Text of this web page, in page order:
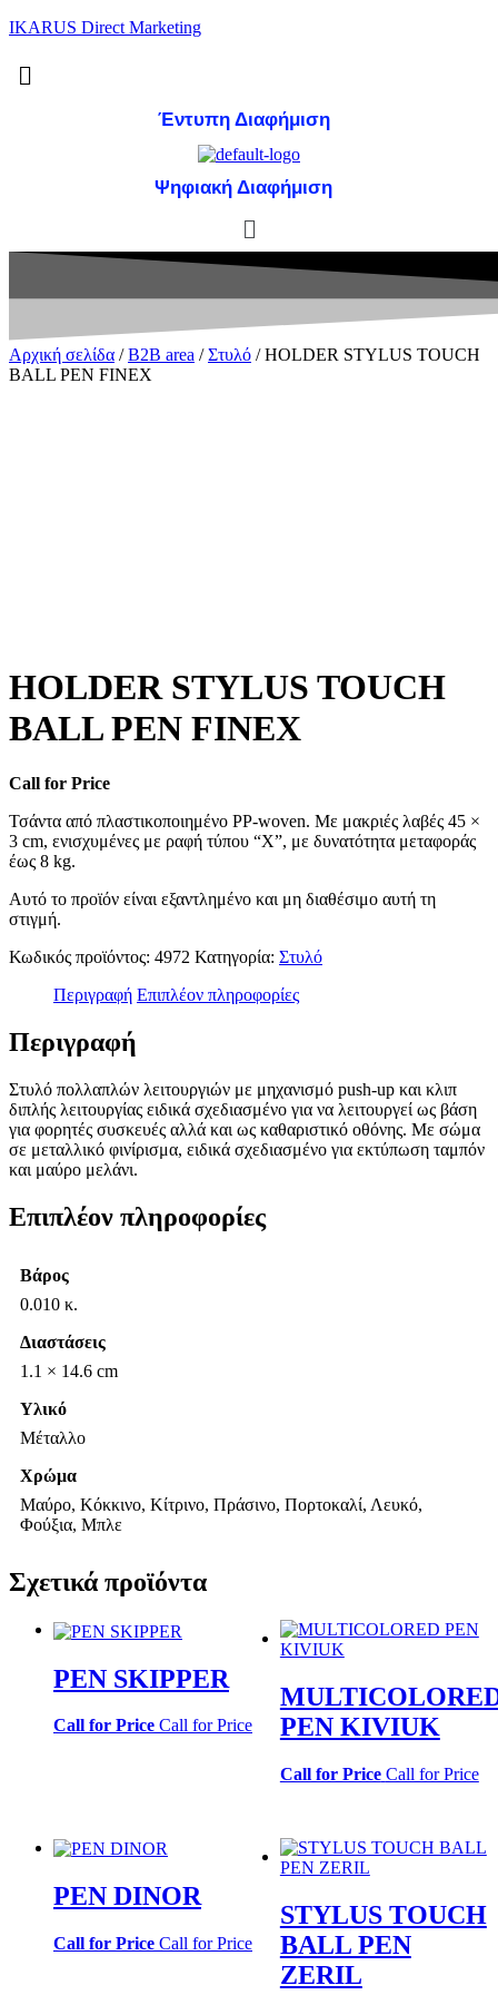
IKARUS Direct Marketing
Μενού
Έντυπη Διαφήμιση
Ψηφιακή Διαφήμιση
Μενού
Αρχική σελίδα /B2B area /Στυλό / HOLDER STYLUS TOUCH
BALL PEN FINEX
HOLDER STYLUS TOUCH
BALL PEN FINEX
Call for Price
Τσάντα από πλαστικοποιημένο PP-woven. Με μακριές λαβές 45 ×
3 cm, ενισχυμένες με ραφή τύπου “X”, με δυνατότητα μεταφοράς
έως 8 kg.
Αυτό το προϊόν είναι εξαντλημένο και μη διαθέσιμο αυτή τη
στιγμή.
Κωδικός προϊόντος: 4972 Κατηγορία: Στυλό
Περιγραφή Επιπλέον πληροφορίες
Περιγραφή
Στυλό πολλαπλών λειτουργιών με μηχανισμό push-up και κλιπ
διπλής λειτουργίας ειδικά σχεδιασμένο για να λειτουργεί ως βάση
για φορητές συσκευές αλλά και ως καθαριστικό οθόνης. Με σώμα
σε μεταλλικό φινίρισμα, ειδικά σχεδιασμένο για εκτύπωση ταμπόν
και μαύρο μελάνι.
Επιπλέον πληροφορίες
Βάρος
0.010 κ.
Διαστάσεις
1.1 × 14.6 cm
Υλικό
Μέταλλο
Χρώμα
Μαύρο, Κόκκινο, Κίτρινο, Πράσινο, Πορτοκαλί, Λευκό,
Φούξια, Μπλε
Σχετικά προϊόντα
PEN SKIPPER
Call for Price Call for Price
PEN KIVIUK
Call for Price Call for Price
PEN DINOR
Call for Price Call for Price
STYLUS TOUCH
BALL PEN
ZERIL